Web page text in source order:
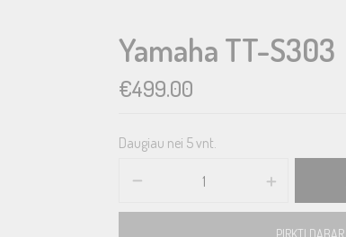
Yamaha TT-S303
€499.00
Daugiau nei 5 vnt.
PIRKTI DABAR